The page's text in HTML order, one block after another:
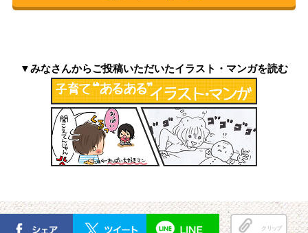
▼みなさんからご投稿いただいたイラスト・マンガを読む
クリップ